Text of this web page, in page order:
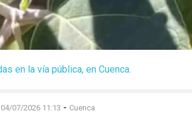
en la vía pública, en Cuenca.
04/07/2026 11:13 - Cuenca